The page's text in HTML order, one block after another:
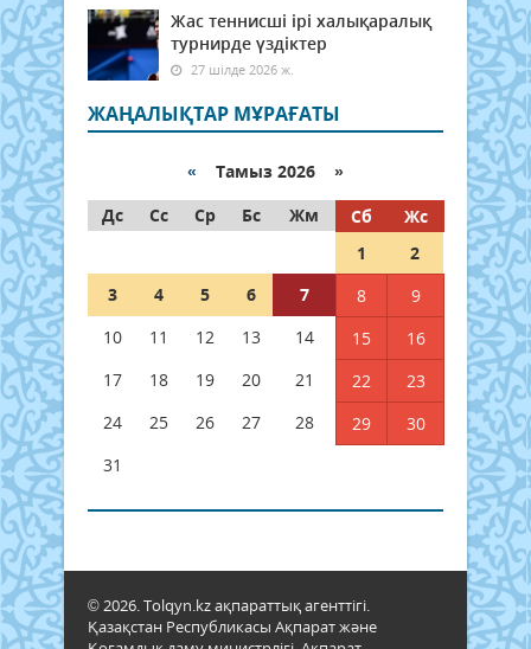
Жас теннисші ірі халықаралық
турнирде үздіктер
27 шілде 2026 ж.
ЖАҢАЛЫҚТАР МҰРАҒАТЫ
« Тамыз 2026 »
Дс
Сс Ср Бс Жм Сб
Жс
1
2
3
4 5 6 7 8
9
10
11 12 13 14 15
16
17
18 19 20 21 22
23
24
25 26 27 28 29
30
31
© 2026. Tolqyn.kz ақпараттық агенттігі.
Қазақстан Республикасы Ақпарат және